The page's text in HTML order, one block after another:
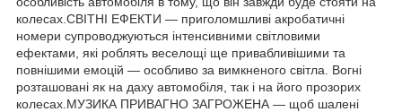
колесах.СВІТНІ ЕФЕКТИ — приголомшливі акробатичні
номери супроводжуються інтенсивними світловими
ефектами, які роблять веселощі ще привабливішими та
повнішими емоцій — особливо за вимкненого світла. Вогні
розташовані як на даху автомобіля, так і на його прозорих
колесах.МУЗИКА ПРИВАГНО ЗАГРОЖЕНА — щоб шалені